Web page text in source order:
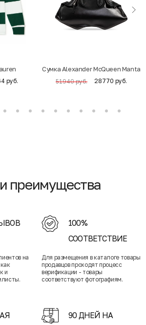
руб.
Cумка Alexander McQueen Manta
51940 руб. 28770 руб.
преимущества
на
и
100%
СООТВЕТСТВИЕ
Для размещения в каталоге товары
продавцов проходят процесс
верификации - товары
соответствуют фотографиям.
90 ДНЕЙ НА